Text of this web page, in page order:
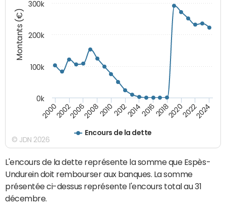
Montants (€)
Encours de la dette
200020022006200820102012201420162018202020222024
0k
100k
200k
300k
© JDN 2026
L'encours de la dette représente la somme que Espès-
Undurein doit rembourser aux banques. La somme
présentée ci-dessus représente l'encours total au 31
décembre.